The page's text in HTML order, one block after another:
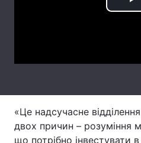
Контакти
Послуги
«Це надсучасне
двох причин – розуміння
що потрібно інвестувати